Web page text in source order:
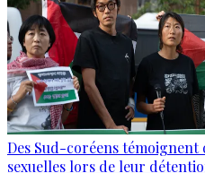
Des Sud-coréens
sexuelles lors de leur